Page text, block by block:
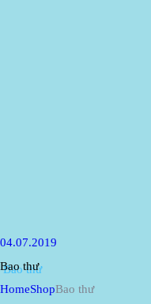
04.07.2019
Bao thư
HomeShopBao thư